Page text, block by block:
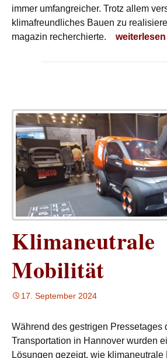
immer umfangreicher. Trotz allem
klimafreundliches Bauen zu
magazin recherchierte.
weiterlesen
Klimaneutrale
Mobilität
17. September 2024
Während des gestrigen Pressetages
Transportation in Hannover wurden
Lösungen gezeigt, wie klimaneutrale